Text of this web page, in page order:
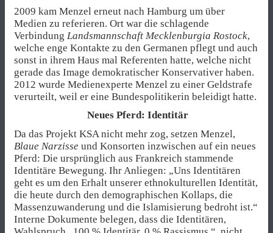
2009 kam Menzel erneut nach Hamburg um über
Medien zu referieren. Ort war die schlagende
Verbindung Landsmannschaft Mecklenburgia Rostock,
welche enge Kontakte zu den Germanen pflegt und auch
sonst in ihrem Haus mal Referenten hatte, welche nicht
gerade das Image demokratischer Konservativer haben.
2012 wurde Medienexperte Menzel zu einer Geldstrafe
verurteilt, weil er eine Bundespolitikerin beleidigt hatte.
Neues Pferd: Identitär
Da das Projekt KSA nicht mehr zog, setzen Menzel,
Blaue Narzisse und Konsorten inzwischen auf ein neues
Pferd: Die ursprünglich aus Frankreich stammende
Identitäre Bewegung. Ihr Anliegen: „Uns Identitären
geht es um den Erhalt unserer ethnokulturellen Identität,
die heute durch den demographischen Kollaps, die
Massenzuwanderung und die Islamisierung bedroht ist.“
Interne Dokumente belegen, dass die Identitären,